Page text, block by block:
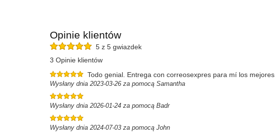
Opinie klientów
5 z 5 gwiazdek
3 Opinie klientów
Todo genial. Entrega con correosexpres para mí los mejores.
Wysłany dnia 2023-03-26 za pomocą Samantha
Wysłany dnia 2026-01-24 za pomocą Badr
Wysłany dnia 2024-07-03 za pomocą John